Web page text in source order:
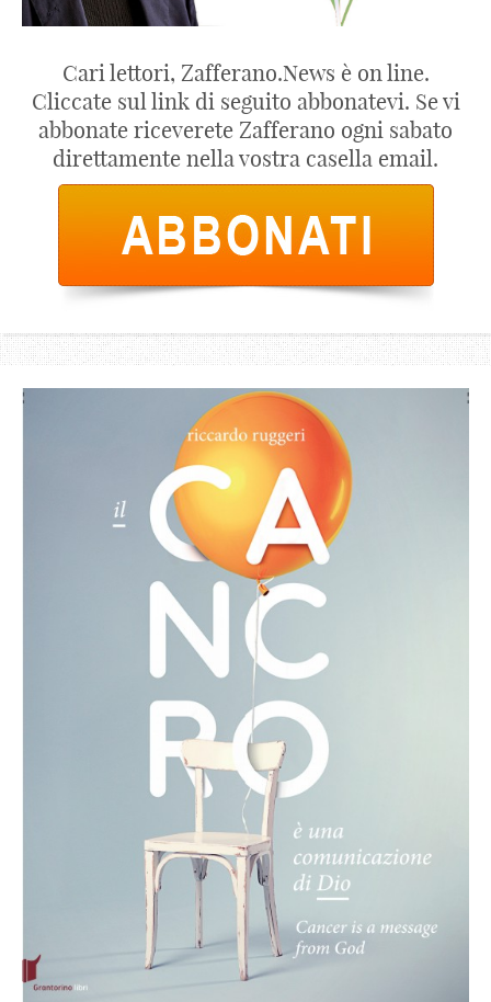
Cari lettori, Zafferano.News è on line.
Cliccate sul link di seguito abbonatevi. Se vi
abbonate riceverete Zafferano ogni sabato
direttamente nella vostra casella email.